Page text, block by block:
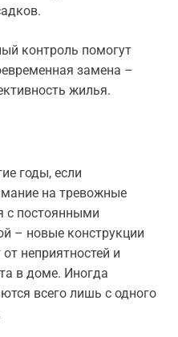
контроль помогут
замена –
жилья.
годы, если
на тревожные
с постоянными
– новые конструкции
неприятностей и
в доме. Иногда
всего лишь с одного